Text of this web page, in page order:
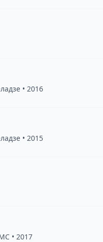
• 2016
• 2015
• 2017